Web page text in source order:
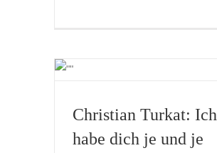
Christian Turkat: Ich
habe dich je und je